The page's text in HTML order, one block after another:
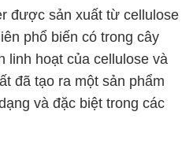
được sản xuất từ cellulose
phổ biến có trong cây
linh hoạt của cellulose và
đã tạo ra một sản phẩm
và đặc biệt trong các